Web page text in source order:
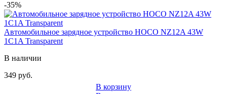
-35%
Автомобильное зарядное устройство HOCO NZ12A 43W
1C1A Transparent
В наличии
349 руб.
В корзину